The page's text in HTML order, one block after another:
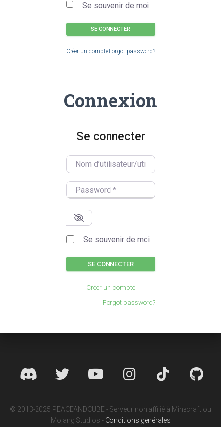
Se souvenir de moi
SE CONNECTER
Créer un compteForgot password?
Connexion
Se connecter
Nom d’utilisateur/utilisatrice
Password
Se souvenir de moi
SE CONNECTER
Créer un compte
Forgot password?
© 2013-2025 PEACEANDCUBE - Serveur non affilié à Minecraft ou
Mojang Studios - Conditions générales